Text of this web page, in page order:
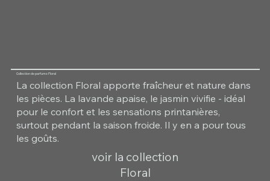
Collection de parfums Floral
La collection Floral apporte fraîcheur et nature dans
les pièces. La lavande apaise, le jasmin vivifie - idéal
pour le confort et les sensations printanières,
surtout pendant la saison froide. Il y en a pour tous
les goûts.
voir la collection
Floral